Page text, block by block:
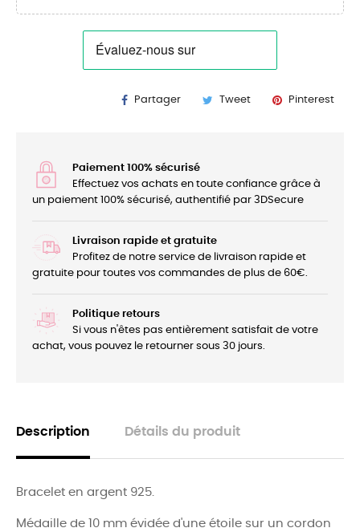
Partager Tweet Pinterest
Paiement 100% sécurisé
Effectuez vos achats en toute confiance grâce à
un paiement 100% sécurisé, authentifié par 3DSecure
Livraison rapide et gratuite
Profitez de notre service de livraison rapide et
gratuite pour toutes vos commandes de plus de 60€.
Politique retours
Si vous n'êtes pas entièrement satisfait de votre
achat, vous pouvez le retourner sous 30 jours.
Description Détails du produit
Bracelet en argent 925.
Médaille de 10 mm évidée d'une étoile sur un cordon